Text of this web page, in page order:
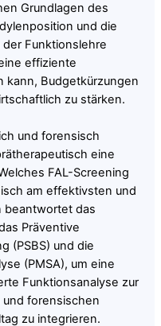
Grundlagen des
und die
Funktionslehre
effiziente
kann, Budgetkürzungen
zu stärken.
und forensisch
eine
FAL-Screening
am effektivsten und
beantwortet das
Präventive
(PSBS) und die
(PMSA), um eine
Funktionsanalyse zur
forensischen
zu integrieren.